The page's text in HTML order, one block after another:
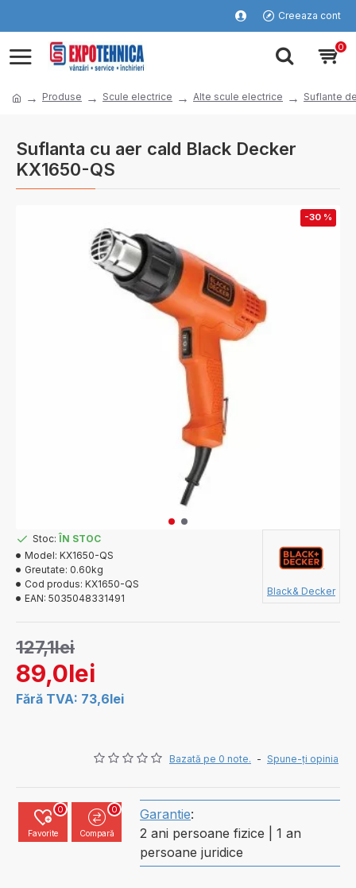
Creeaza cont
0
Produse Scule electrice Alte scule electrice Suflante
Suflanta cu aer cald Black Decker
KX1650-QS
-30 %
Bazată pe 0 note. - Spune-ţi opinia
89,0lei
127,1lei
Fără TVA: 73,6lei
Stoc: ÎN STOC
Model: KX1650-QS
Greutate: 0.60kg
Cod produs: KX1650-QS
EAN: 5035048331491
Black& Decker
Favorite
0
Compară
0 Garantie:
2 ani persoane fizice | 1 an
persoane juridice